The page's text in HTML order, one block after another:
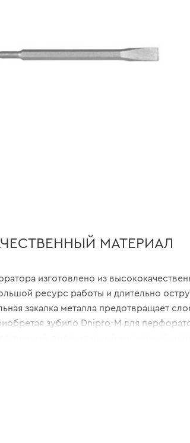
МАТЕРИАЛ
изготовлено из
ресурс работы и длительно
закалка металла предотвращает
зубило Dnipro-M для